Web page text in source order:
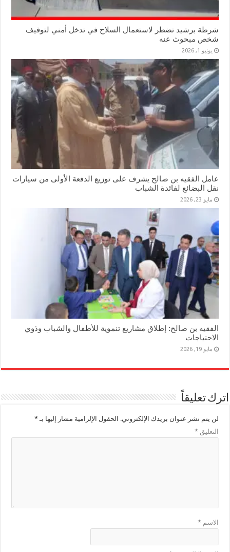
شرطة برشيد تضطر لاستعمال السلاح في تدخل أمني لتوقيف
شخص مبحوث عنه
يونيو 1, 2026
عامل الفقيه بن صالح يشرف على توزيع الدفعة الأولى من سيارات
نقل البضائع لفائدة الشباب
مايو 23, 2026
الفقيه بن صالح: إطلاق مشاريع تنموية للأطفال والشباب وذوي
الاحتياجات
مايو 19, 2026
اترك تعليقاً
لن يتم نشر عنوان بريدك الإلكتروني. الحقول الإلزامية مشار إليها بـ*
التعليق*
الاسم*